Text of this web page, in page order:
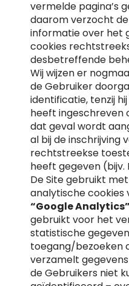
vermelde pagina’s
daarom verzocht
informatie over het
cookies
desbetreffende
Wij wijzen er
de Gebruiker
identificatie, tenzij
heeft ingeschreven
dat geval wordt
al bij de inschrijving
rechtstreekse
heeft gegeven (bijv.
De Site gebruikt
analytische cookies
“Google Analytics”
gebruikt voor het
statistische
toegang/bezoeken
verzamelt
de Gebruikers niet